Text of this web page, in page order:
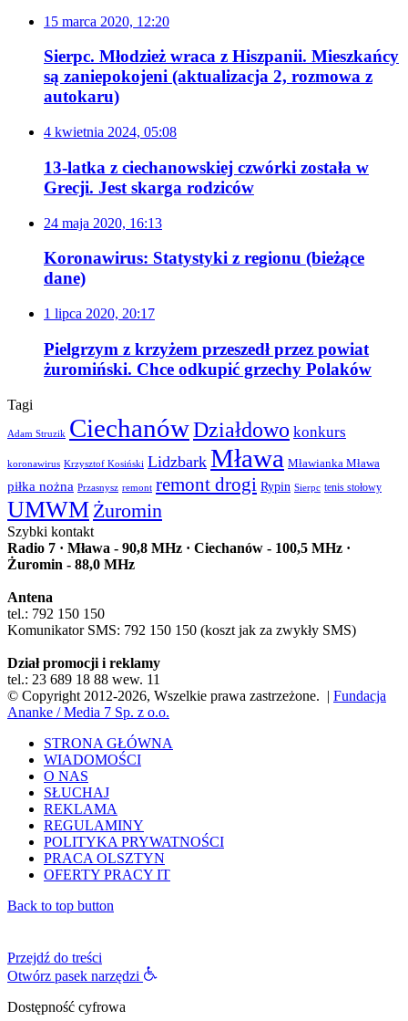
15 marca 2020, 12:20
Sierpc. Młodzież wraca z Hiszpanii. Mieszkańcy
są zaniepokojeni (aktualizacja 2, rozmowa z
autokaru)
4 kwietnia 2024, 05:08
13-latka z ciechanowskiej czwórki została w
Grecji. Jest skarga rodziców
24 maja 2020, 16:13
Koronawirus: Statystyki z regionu (bieżące
dane)
1 lipca 2020, 20:17
Pielgrzym z krzyżem przeszedł przez powiat
żuromiński. Chce odkupić grzechy Polaków
Tagi
Adam Struzik CiechanówDziałdowo konkurs
koronawirus Krzysztof Kosiński Lidzbark Mława Mławianka Mława
piłka nożna Przasnysz remont remont drogi Rypin Sierpc tenis stołowy
UMWM Żuromin
Szybki kontakt
Radio 7 · Mława - 90,8 MHz · Ciechanów - 100,5 MHz ·
Żuromin - 88,0 MHz
Antena
tel.: 792 150 150
Komunikator SMS: 792 150 150 (koszt jak za zwykły SMS)
Dział promocji i reklamy
tel.: 23 689 18 88 wew. 11
© Copyright 2012-2026, Wszelkie prawa zastrzeżone. | Fundacja
Ananke / Media 7 Sp. z o.o.
STRONA GŁÓWNA
WIADOMOŚCI
O NAS
SŁUCHAJ
REKLAMA
REGULAMINY
POLITYKA PRYWATNOŚCI
PRACA OLSZTYN
OFERTY PRACY IT
Back to top button
Przejdź do treści
Otwórz pasek narzędzi
Dostępność cyfrowa